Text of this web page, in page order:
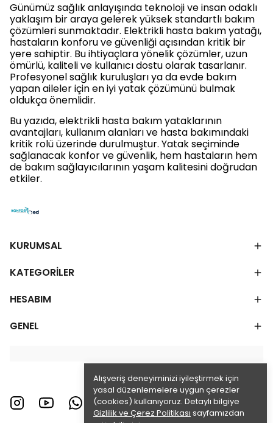
Alışveriş deneyiminizi iyileştirmek için
yasal düzenlemelere uygun çerezler
(cookies) kullanıyoruz. Detaylı bilgiye
Gizlilik ve Çerez Politikası sayfamızdan
Günümüz sağlık anlayışında teknoloji ve insan odaklı
yaklaşım bir araya gelerek yüksek standartlı bakım
çözümleri sunmaktadır. Elektrikli hasta bakım yatağı,
hastaların konforu ve güvenliği açısından kritik bir
yere sahiptir. Bu ihtiyaçlara yönelik çözümler, uzun
ömürlü, kaliteli ve kullanıcı dostu olarak tasarlanır.
Profesyonel sağlık kuruluşları ya da evde bakım
yapan aileler için en iyi yatak çözümünü bulmak
oldukça önemlidir.
Bu yazıda, elektrikli hasta bakım yataklarının
avantajları, kullanım alanları ve hasta bakımındaki
kritik rolü üzerinde durulmuştur. Yatak seçiminde
sağlanacak konfor ve güvenlik, hem hastaların hem
de bakım sağlayıcılarının yaşam kalitesini doğrudan
etkiler.
KURUMSAL
KATEGORİLER
HESABIM
GENEL